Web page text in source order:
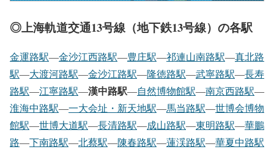
◎上海軌道交通13号線（地下鉄13号線）の各駅
金運路駅―金沙江西路駅―豊庄駅―祁連山南路駅―真北路
駅―大渡河路駅―金沙江路駅―隆徳路駅―武寧路駅―長寿
路駅―江寧路駅―漢中路駅―自然博物館駅―南京西路駅―
淮海中路駅―一大会址・新天地駅―馬当路駅―世博会博物
館駅―世博大道駅―長清路駅―成山路駅―東明路駅―華鵬
路―下南路駅―北蔡駅―陳春路駅―蓮渓路駅―華夏中路駅